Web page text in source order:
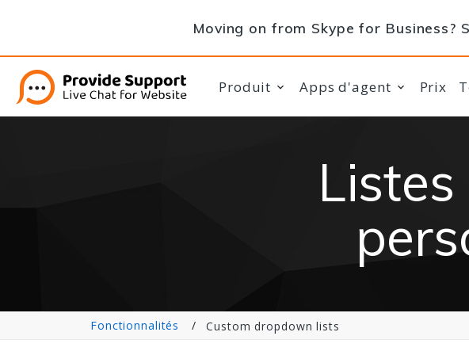
Moving on from Skype for Business?
Produit Apps d'agent Prix
Fonctionnalités Custom dropdown lists